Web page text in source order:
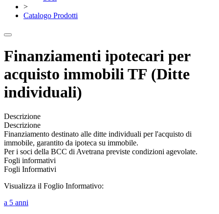
>
Catalogo Prodotti
Finanziamenti ipotecari per
acquisto immobili TF (Ditte
individuali)
Descrizione
Descrizione
Finanziamento destinato alle ditte individuali per l'acquisto di
immobile, garantito da ipoteca su immobile.
Per i soci della BCC di Avetrana previste condizioni agevolate.
Fogli informativi
Fogli Informativi
Visualizza il Foglio Informativo:
a 5 anni